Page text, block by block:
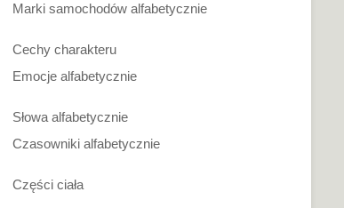
Marki samochodów alfabetycznie
Cechy charakteru
Emocje alfabetycznie
Słowa alfabetycznie
Czasowniki alfabetycznie
Części ciała